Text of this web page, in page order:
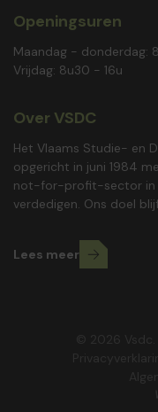
Openingsuren
Maandag - donderdag:
Vrijdag: 8u30 - 16u
Over VSDC
Het Vlaams Studie- en
opgericht in juni 1984
not-for-profit-sector in
verdedigen. Ons doel
Lees meer